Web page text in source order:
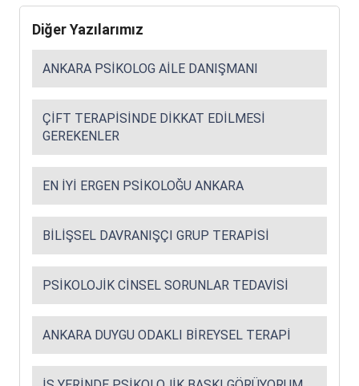
Diğer Yazılarımız
ANKARA PSIKOLOG AILE DANIŞMANI
ÇIFT TERAPISINDE DIKKAT EDILMESI
GEREKENLER
EN İYI ERGEN PSIKOLOĞU ANKARA
BILIŞSEL DAVRANIŞÇI GRUP TERAPISI
PSIKOLOJIK CINSEL SORUNLAR TEDAVISI
ANKARA DUYGU ODAKLI BIREYSEL TERAPI